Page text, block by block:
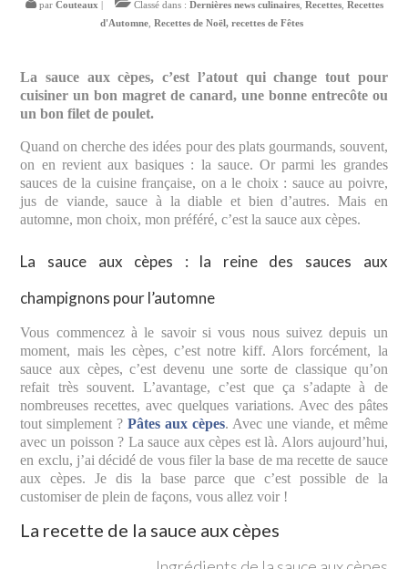
par Couteaux Classé dans : Dernières news culinaires, Recettes, Recettes
d'Automne Recettes de Noël, recettes de Fêtes
La sauce aux cèpes, c’est l’atout qui change tout pour
cuisiner un bon magret de canard, une bonne entrecôte ou
un bon filet de poulet.
Quand on cherche des idées pour des plats gourmands, souvent,
on en revient aux basiques : la sauce. Or parmi les grandes
sauces de la cuisine française, on a le choix : sauce au poivre,
jus de viande, sauce à la diable et bien d’autres. Mais en
automne, mon choix, mon préféré, c’est la sauce aux cèpes.
La sauce aux cèpes : la reine des sauces aux
champignons pour l’automne
Vous commencez à le savoir si vous nous suivez depuis un
moment, mais les cèpes, c’est notre kiff. Alors forcément, la
sauce aux cèpes, c’est devenu une sorte de classique qu’on
refait très souvent. L’avantage, c’est que ça s’adapte à de
nombreuses recettes, avec quelques variations. Avec des pâtes
tout simplement ?Pâtes aux cèpes. Avec une viande, et même
avec un poisson ? La sauce aux cèpes est là. Alors aujourd’hui,
en exclu, j’ai décidé de vous filer la base de ma recette de sauce
aux cèpes. Je dis la base parce que c’est possible de la
customiser de plein de façons, vous allez voir !
La recette de la sauce aux cèpes